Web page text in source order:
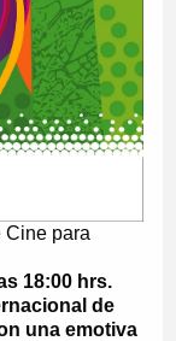
Cine para
18:00 hrs.
de
una emotiva